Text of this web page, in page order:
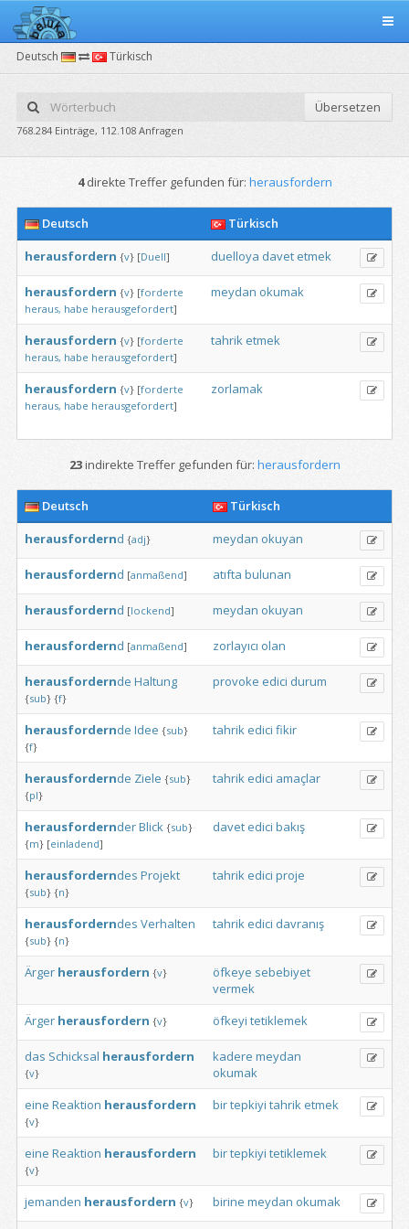
Deutsch Türkisch
Übersetzen
768.284 Einträge, 112.108 Anfragen
4direkte Treffer gefunden für: herausfordern
Deutsch
Türkisch
herausfordern {v} [Duell] duelloya davet etmek
herausfordern {v} [forderte
heraus, habe herausgefordert]
meydan okumak
herausfordern {v} [forderte
heraus, habe herausgefordert]
tahrik etmek
herausfordern {v} [forderte
heraus, habe herausgefordert]
zorlamak
23indirekte Treffer gefunden für: herausfordern
Deutsch
Türkisch
herausfordernd {adj} meydan okuyan
herausfordernd [anmaßend] atıfta bulunan
herausfordernd [lockend] meydan okuyan
herausfordernd [anmaßend] zorlayıcı olan
herausfordernde Haltung
{sub} {f}
provoke edici durum
herausfordernde Idee {sub}
{f}
tahrik edici fikir
herausfordernde Ziele {sub}
{pl}
tahrik edici amaçlar
herausfordernderBlick {sub}
{m} [einladend]
davet edici bakış
herausforderndes Projekt
{sub} {n}
tahrik edici proje
herausforderndes Verhalten
{sub} {n}
tahrik edici davranış
Ärger herausfordern {v} öfkeye sebebiyet
vermek
Ärger herausfordern {v} öfkeyi tetiklemek
das Schicksal herausfordern
{v}
kadere meydan
okumak
eine Reaktion herausfordern
{v}
birtepkiyi tahrik etmek
eine Reaktion herausfordern
{v}
birtepkiyi tetiklemek
jemanden herausfordern {v} birine meydan okumak